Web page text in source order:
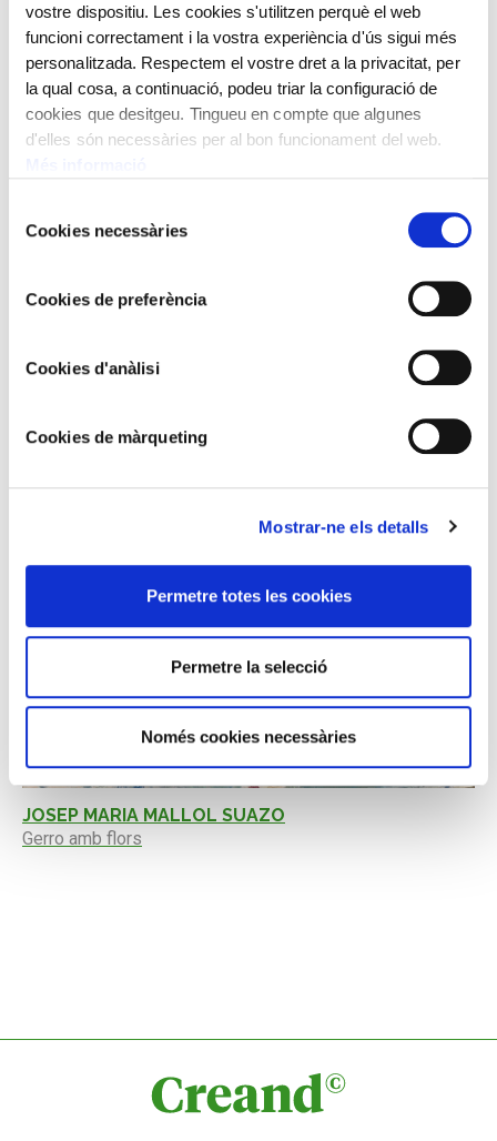
vostre dispositiu. Les cookies s'utilitzen perquè el web
funcioni correctament i la vostra experiència d'ús sigui més
personalitzada. Respectem el vostre dret a la privacitat, per
la qual cosa, a continuació, podeu triar la configuració de
cookies que desitgeu. Tingueu en compte que algunes
d'elles són necessàries per al bon funcionament del web.
deCookies necessàries
Cookies de preferència
Cookies d'anàlisi
Cookies de màrqueting
Mostrar-ne els detalls
Permetre totes les cookies
Permetre la selecció
Només cookies necessàries
Bodegó
JOSEP MARIA MALLOL SUAZO
Gerro amb flors